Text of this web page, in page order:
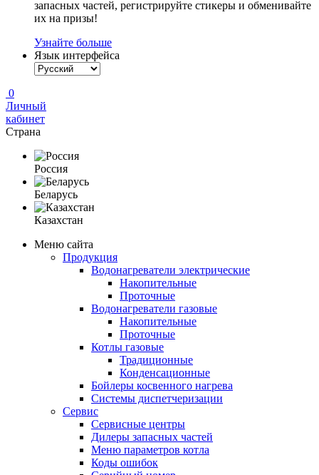
запасных частей, регистрируйте стикеры и обменивайте
их на призы!
Узнайте больше
Язык интерфейса
0
Личный
кабинет
Страна
Россия
Беларусь
Казахстан
Меню сайта
Продукция
Водонагреватели электрические
Накопительные
Проточные
Водонагреватели газовые
Накопительные
Проточные
Котлы газовые
Традиционные
Конденсационные
Бойлеры косвенного нагрева
Системы диспетчеризации
Сервис
Сервисные центры
Дилеры запасных частей
Меню параметров котла
Коды ошибок